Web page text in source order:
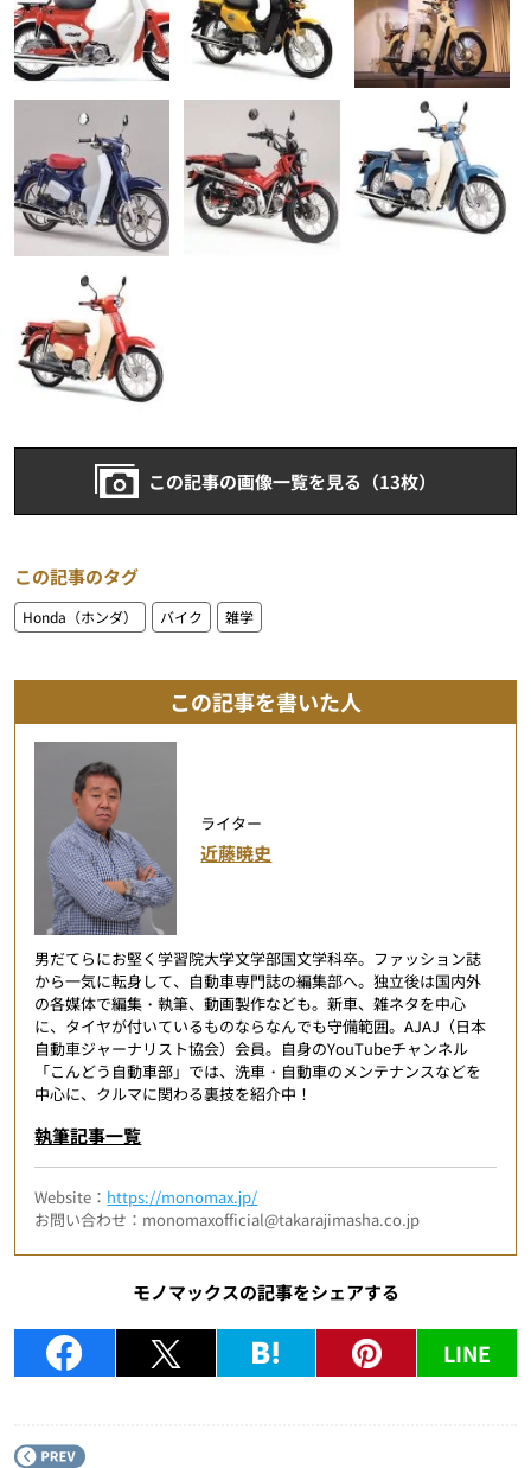
この記事の画像一覧を見る（13枚）
この記事のタグ
Honda（ホンダ） バイク 雑学
この記事を書いた人
ライター
近藤暁史
男だてらにお堅く学習院大学文学部国文学科卒。ファッション誌
から一気に転身して、自動車専門誌の編集部へ。独立後は国内外
の各媒体で編集・執筆、動画製作なども。新車、雑ネタを中心
に、タイヤが付いているものならなんでも守備範囲。AJAJ（日本
自動車ジャーナリスト協会）会員。自身のYouTubeチャンネル
「こんどう自動車部」では、洗車・自動車のメンテナンスなどを
中心に、クルマに関わる裏技を紹介中！
執筆記事一覧
Website： https://monomax.jp/
お問い合わせ：monomaxofficial@takarajimasha.co.jp
モノマックスの記事をシェアする
LINE